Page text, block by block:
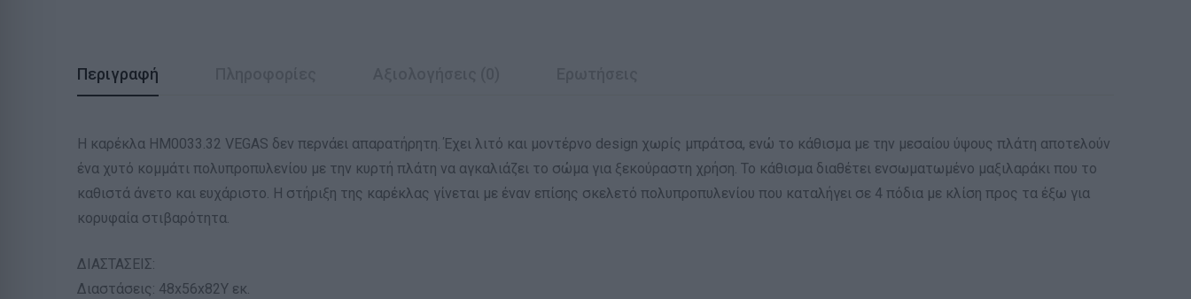
Περιγραφή
Η καρέκλα ΗΜ0033.32 VEGAS δεν περνάει απαρατήρητη. Έχει λιτό και μοντέρνο design χωρίς μπράτσα, ενώ το κάθισμα με την μεσαίου ύψους πλάτη αποτελούν
ένα χυτό κομμάτι πολυπροπυλενίου με την κυρτή πλάτη να αγκαλιάζει το σώμα για ξεκούραστη χρήση. Το κάθισμα διαθέτει ενσωματωμένο μαξιλαράκι που το
καθιστά άνετο και ευχάριστο. Η στήριξη της καρέκλας γίνεται με έναν επίσης σκελετό πολυπροπυλενίου που καταλήγει σε 4 πόδια με κλίση προς τα έξω για
κορυφαία στιβαρότητα.
ΔΙΑΣΤΑΣΕΙΣ:
Διαστάσεις: 48x56x82Υ εκ.